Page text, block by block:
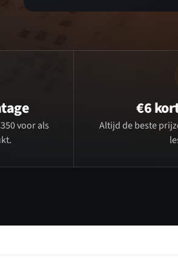
voor als
€6
Altijd de beste